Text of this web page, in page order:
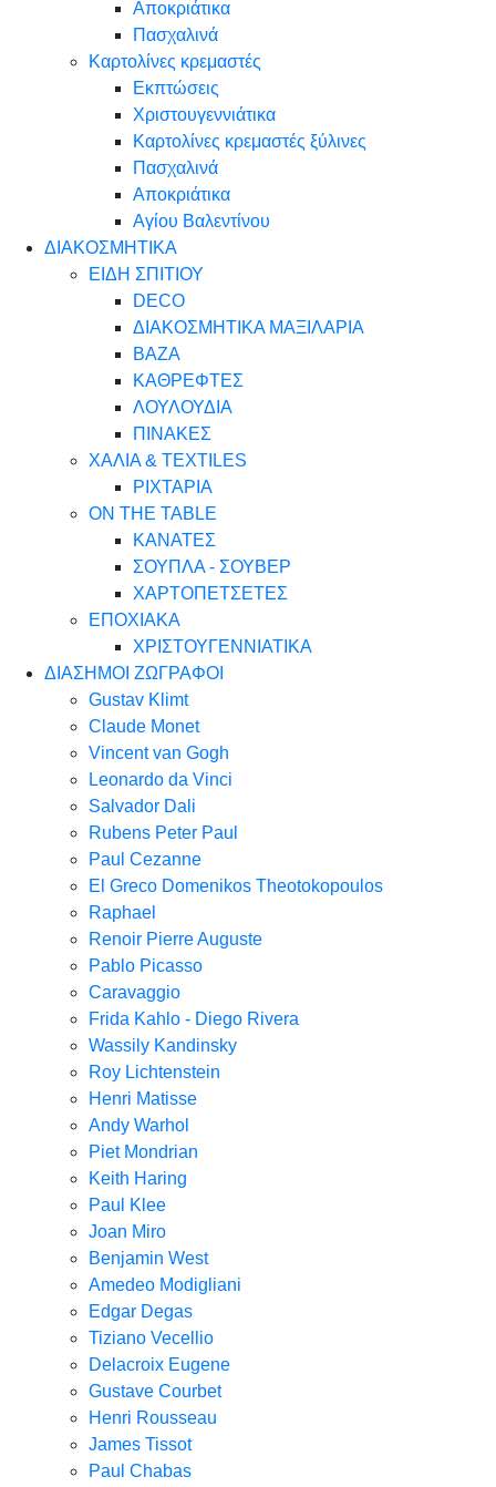
Αποκριάτικα
Πασχαλινά
Καρτολίνες κρεμαστές
Εκπτώσεις
Χριστουγεννιάτικα
Καρτολίνες κρεμαστές ξύλινες
Πασχαλινά
Αποκριάτικα
Αγίου Βαλεντίνου
ΔΙΑΚΟΣΜΗΤΙΚΑ
ΕΙΔΗ ΣΠΙΤΙΟΥ
DECO
ΔΙΑΚΟΣΜΗΤΙΚΑ ΜΑΞΙΛΑΡΙΑ
ΒΑΖΑ
ΚΑΘΡΕΦΤΕΣ
ΛΟΥΛΟΥΔΙΑ
ΠΙΝΑΚΕΣ
ΧΑΛΙΑ & TEXTILES
ΡΙΧΤΑΡΙΑ
ON THE TABLE
ΚΑΝΑΤΕΣ
ΣΟΥΠΛΑ - ΣΟΥΒΕΡ
ΧΑΡΤΟΠΕΤΣΕΤΕΣ
ΕΠΟΧΙΑΚΑ
ΧΡΙΣΤΟΥΓΕΝΝΙΑΤΙΚΑ
ΔΙΑΣΗΜΟΙ ΖΩΓΡΑΦΟΙ
Gustav Klimt
Claude Monet
Vincent van Gogh
Leonardo da Vinci
Salvador Dali
Rubens Peter Paul
Paul Cezanne
El Greco Domenikos Theotokopoulos
Raphael
Renoir Pierre Auguste
Pablo Picasso
Caravaggio
Frida Kahlo - Diego Rivera
Wassily Kandinsky
Roy Lichtenstein
Henri Matisse
Andy Warhol
Piet Mondrian
Keith Haring
Paul Klee
Joan Miro
Benjamin West
Amedeo Modigliani
Edgar Degas
Tiziano Vecellio
Delacroix Eugene
Gustave Courbet
Henri Rousseau
James Tissot
Paul Chabas